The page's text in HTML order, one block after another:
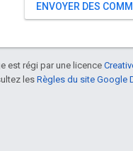
ENVOYER DES
est régi par une licence
lesRègles du site Google